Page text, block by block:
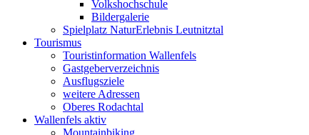
Volkshochschule
Bildergalerie
Spielplatz NaturErlebnis Leutnitztal
Tourismus
Touristinformation Wallenfels
Gastgeberverzeichnis
Ausflugsziele
weitere Adressen
Oberes Rodachtal
Wallenfels aktiv
Mountainbiking